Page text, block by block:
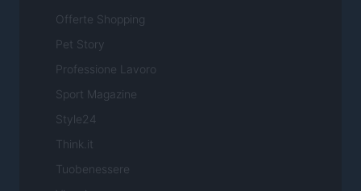
Offerte Shopping
Pet Story
Professione Lavoro
Sport Magazine
Style24
Think.it
Tuobenessere